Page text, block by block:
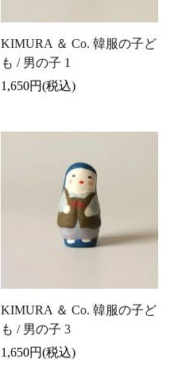
KIMURA ＆ Co. 韓服の子ど
も / 男の子 1
1,650円(税込)
KIMURA ＆ Co. 韓服の子ど
も / 男の子 3
1,650円(税込)